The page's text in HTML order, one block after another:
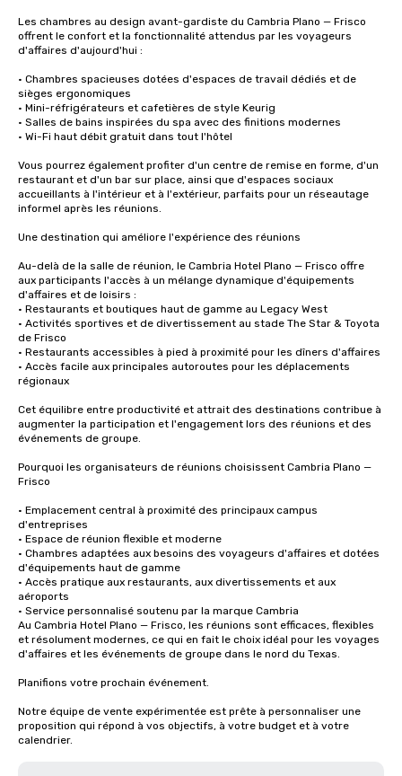
Les chambres au design avant-gardiste du Cambria Plano — Frisco
offrent le confort et la fonctionnalité attendus par les voyageurs
d'affaires d'aujourd'hui :
• Chambres spacieuses dotées d'espaces de travail dédiés et de
sièges ergonomiques
• Mini-réfrigérateurs et cafetières de style Keurig
• Salles de bains inspirées du spa avec des finitions modernes
• Wi-Fi haut débit gratuit dans tout l'hôtel
Vous pourrez également profiter d'un centre de remise en forme, d'un
restaurant et d'un bar sur place, ainsi que d'espaces sociaux
accueillants à l'intérieur et à l'extérieur, parfaits pour un réseautage
informel après les réunions.
Une destination qui améliore l'expérience des réunions
Au-delà de la salle de réunion, le Cambria Hotel Plano — Frisco offre
aux participants l'accès à un mélange dynamique d'équipements
d'affaires et de loisirs :
• Restaurants et boutiques haut de gamme au Legacy West
• Activités sportives et de divertissement au stade The Star & Toyota
de Frisco
• Restaurants accessibles à pied à proximité pour les dîners d'affaires
• Accès facile aux principales autoroutes pour les déplacements
régionaux
Cet équilibre entre productivité et attrait des destinations contribue à
augmenter la participation et l'engagement lors des réunions et des
événements de groupe.
Pourquoi les organisateurs de réunions choisissent Cambria Plano —
Frisco
• Emplacement central à proximité des principaux campus
d'entreprises
• Espace de réunion flexible et moderne
• Chambres adaptées aux besoins des voyageurs d'affaires et dotées
d'équipements haut de gamme
• Accès pratique aux restaurants, aux divertissements et aux
aéroports
• Service personnalisé soutenu par la marque Cambria
Au Cambria Hotel Plano — Frisco, les réunions sont efficaces, flexibles
et résolument modernes, ce qui en fait le choix idéal pour les voyages
d'affaires et les événements de groupe dans le nord du Texas.
Planifions votre prochain événement.
Notre équipe de vente expérimentée est prête à personnaliser une
proposition qui répond à vos objectifs, à votre budget et à votre
calendrier.